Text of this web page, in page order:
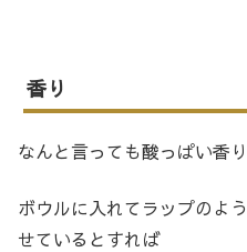
香り
なんと言っても酸っぱい香り
ボウルに入れてラップのよ
せているとすれば